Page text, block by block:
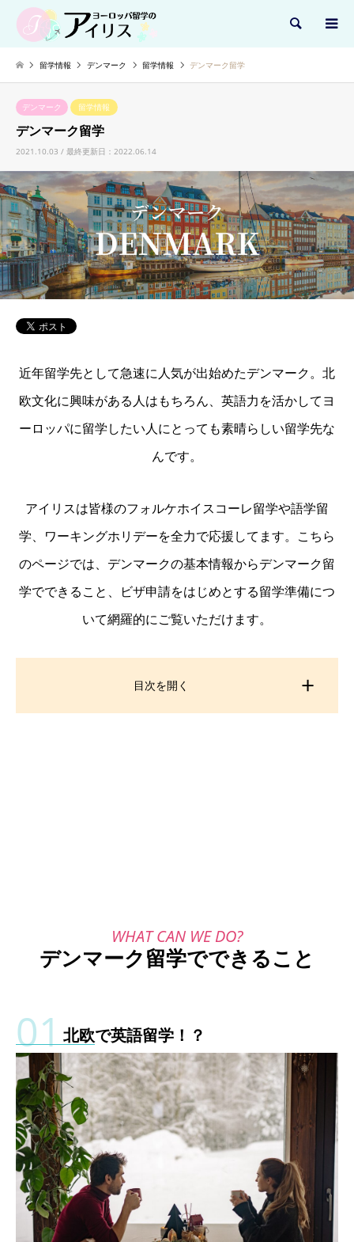
検索
留学情報 デンマーク 留学情報 デンマーク留学
デンマーク 留学情報
デンマーク留学
2021.10.03 / 最終更新日：2022.06.14
近年留学先として急速に人気が出始めたデンマーク。北
欧文化に興味がある人はもちろん、英語力を活かしてヨ
ーロッパに留学したい人にとっても素晴らしい留学先な
んです。
アイリスは皆様のフォルケホイスコーレ留学や語学留
学、ワーキングホリデーを全力で応援してます。こちら
のページでは、デンマークの基本情報からデンマーク留
学でできること、ビザ申請をはじめとする留学準備につ
いて網羅的にご覧いただけます。
目次を開く
デンマーク留学でできること
北欧で英語留学！？